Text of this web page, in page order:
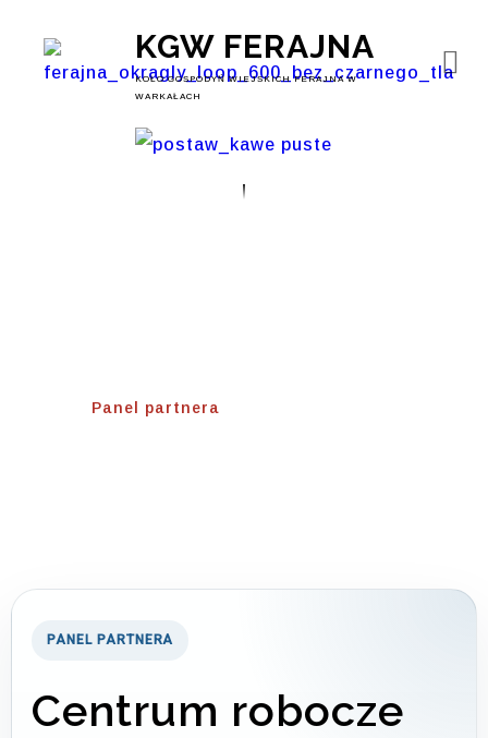
KGW FERAJNA
KOŁO GOSPODYŃ WIEJSKICH FERAJNA W
WARKAŁACH
Panel partnera
PANEL PARTNERA
Centrum robocze